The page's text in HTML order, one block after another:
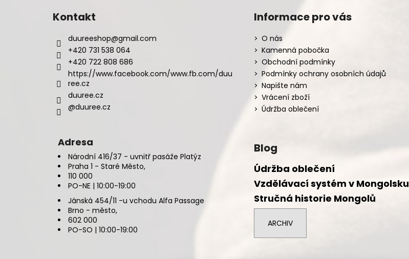
s
Kontakt
duureeshop@gmail.com
+420 731 538 064
+420 722 808 686
https://www.facebook.com/www.fb.com/duu
ree.cz
duuree.cz
@duuree.cz
Informace pro vás
O nás
Kamenná pobočka
Obchodní podmínky
Podmínky ochrany osobních údajů
Napište nám
Vrácení zboží
Údržba oblečení
Adresa
Národní 416/37 - uvnitř pasáže Platýz
Praha 1 - Staré Město,
110 000
PO-NE | 10:00-19:00
Jánská 454/11 -u vchodu Alfa Passage
Brno - město,
602 000
PO-SO | 10:00-19:00
Blog
Údržba oblečení
Vzdělávací systém v Mongolsku
Stručná historie Mongolů
ARCHIV